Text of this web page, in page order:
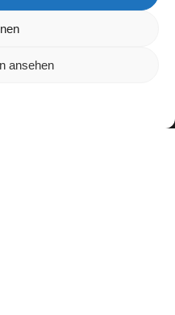
ansehen
bestmögliche Erfahrung auf
welche Cookies wir